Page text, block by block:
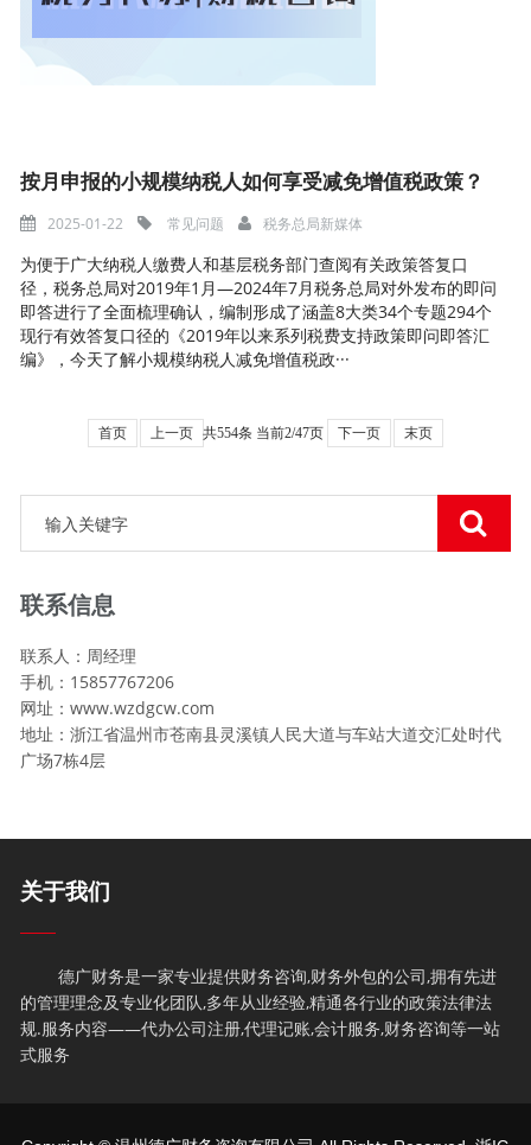
按月申报的小规模纳税人如何享受减免增值税政策？
2025-01-22 常见问题 税务总局新媒体
为便于广大纳税人缴费人和基层税务部门查阅有关政策答复口
径，税务总局对2019年1月—2024年7月税务总局对外发布的即问
即答进行了全面梳理确认，编制形成了涵盖8大类34个专题294个
现行有效答复口径的《2019年以来系列税费支持政策即问即答汇
编》，今天了解小规模纳税人减免增值税政···
首页 上一页 共554条 当前2/47页 下一页 末页
联系信息
联系人：周经理
手机：15857767206
网址：www.wzdgcw.com
地址：浙江省温州市苍南县灵溪镇人民大道与车站大道交汇处时代
广场7栋4层
关于我们
德广财务是一家专业提供财务咨询,财务外包的公司,拥有先进
的管理理念及专业化团队,多年从业经验,精通各行业的政策法律法
规.服务内容——代办公司注册,代理记账,会计服务,财务咨询等一站
式服务